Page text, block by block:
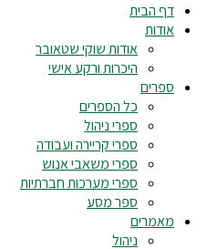
דף הבית
אודות
אודות שוקי שטאובר
היכרות ורקע אישי
ספרים
כל הספרים
ספרי ניהול
ספרי קריירה ועבודה
ספרי משאבי אנוש
ספרי מערכות חברתיות
ספר מסע
מאמרים
ניהול